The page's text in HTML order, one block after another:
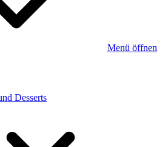
Menü öffnen
Desserts